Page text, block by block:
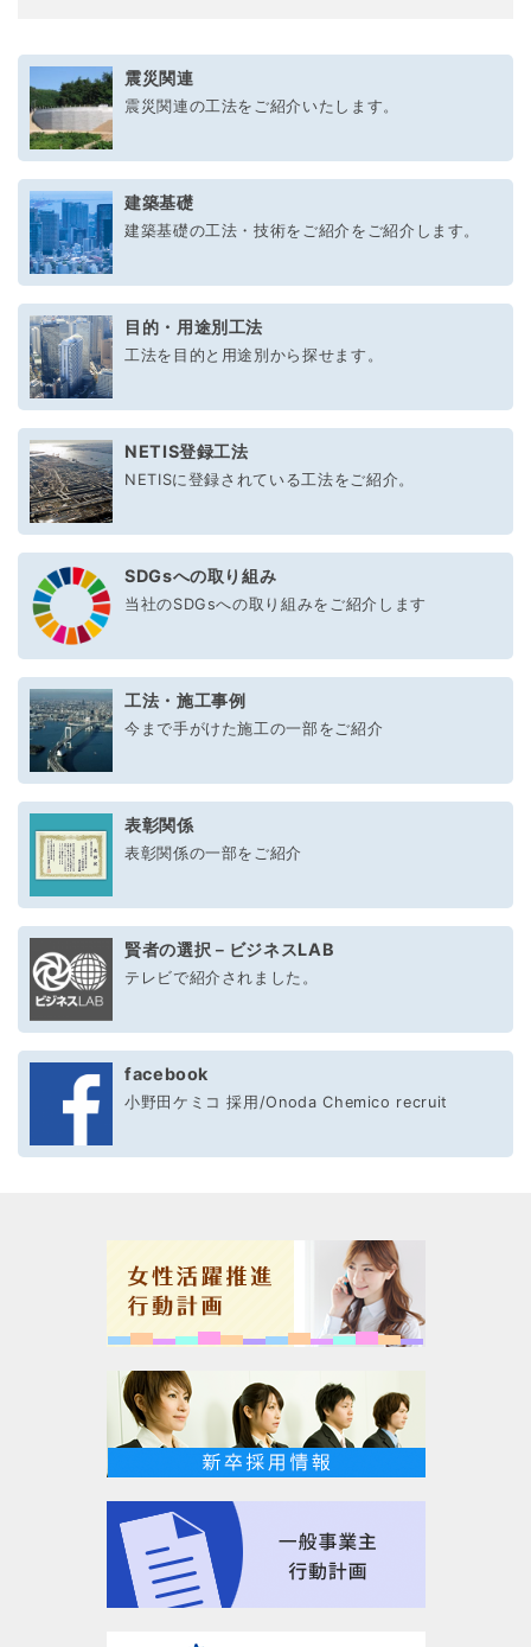
震災関連
震災関連の工法をご紹介いたします。
建築基礎
建築基礎の工法・技術をご紹介をご紹介します。
目的・用途別工法
工法を目的と用途別から探せます。
NETIS登録工法
NETISに登録されている工法をご紹介。
SDGsへの取り組み
当社のSDGsへの取り組みをご紹介します
工法・施工事例
今まで手がけた施工の一部をご紹介
表彰関係
表彰関係の一部をご紹介
賢者の選択－ビジネスLAB
テレビで紹介されました。
facebook
小野田ケミコ 採用/Onoda Chemico recruit